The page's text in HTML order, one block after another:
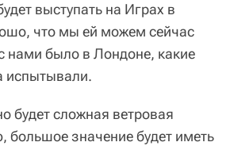
выступать на Играх в
что мы ей можем сейчас
нами было в Лондоне, какие
испытывали.
будет сложная ветровая
большое значение будет иметь